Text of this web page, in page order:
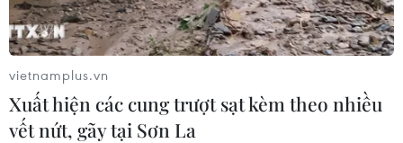
vietnamplus.vn
Xuất hiện các cung trượt sạt kèm theo nhiều
vết nứt, gãy tại Sơn La